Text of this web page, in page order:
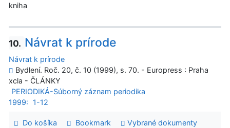
kniha
10. Návrat k prírode
Návrat k prírode
Bydlení. Roč. 20, č. 10 (1999), s. 70. - Europress : Praha
xcla - ČLÁNKY
PERIODIKÁ-Súborný záznam periodika
1999:
1-12
Do košíka Bookmark Vybrané dokumenty